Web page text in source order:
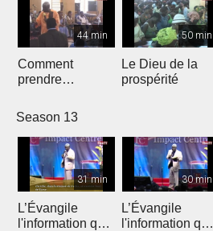
44 min
Comment
prendre
ce qui nous
appartient
50 min
Le Dieu de la
prospérité
Season 13
31 min
L’Évangile
l'information qui
30 min
L’Évangile
l'information qui